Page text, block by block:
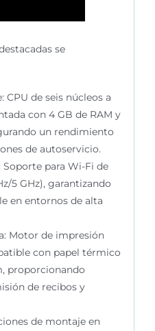
se
: CPU de seis núcleos a
con 4 GB de RAM y
un rendimiento
de autoservicio.
Soporte para Wi-Fi de
5 GHz), garantizando
en entornos de alta
: Motor de impresión
con papel térmico
proporcionando
de recibos y
de montaje en